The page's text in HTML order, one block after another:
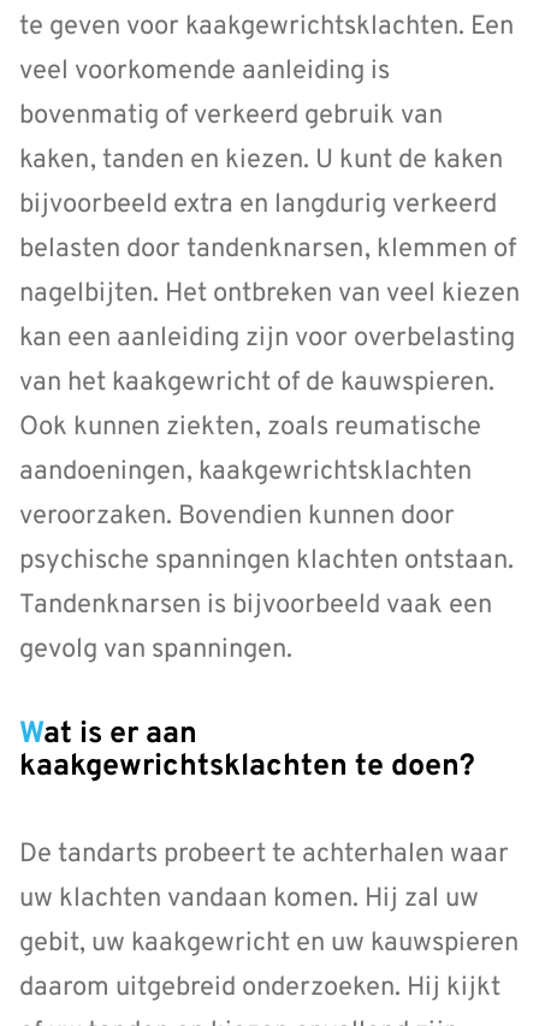
te geven voor kaakgewrichtsklachten. Een
veel voorkomende aanleiding is
bovenmatig of verkeerd gebruik van
kaken, tanden en kiezen. U kunt de kaken
bijvoorbeeld extra en langdurig verkeerd
belasten door tandenknarsen, klemmen of
nagelbijten. Het ontbreken van veel kiezen
kan een aanleiding zijn voor overbelasting
van het kaakgewricht of de kauwspieren.
Ook kunnen ziekten, zoals reumatische
aandoeningen, kaakgewrichtsklachten
veroorzaken. Bovendien kunnen door
psychische spanningen klachten ontstaan.
Tandenknarsen is bijvoorbeeld vaak een
gevolg van spanningen.
Wat is er aan
kaakgewrichtsklachten te doen?
De tandarts probeert te achterhalen waar
uw klachten vandaan komen. Hij zal uw
gebit, uw kaakgewricht en uw kauwspieren
daarom uitgebreid onderzoeken. Hij kijkt